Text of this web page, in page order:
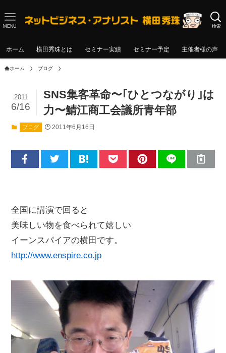
検索
MENU
ホーム 横田秀珠とは セミナー実績 セミナー予定 主催者様の声
ホーム ブログ
SNS集客革命〜｢ひとつながり｣は
力〜鯖江商工会議所青年部
2011
6/16
ブログ 2011年6月16日
全国に講演で回ると
美味しい物を食べられて嬉しい
イーンスパイアの横田です。
http://www.enspire.co.jp